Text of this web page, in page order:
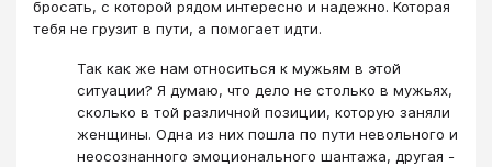
бросать, с которой рядом интересно и надежно. Которая
тебя не грузит в пути, а помогает идти.
Так как же нам относиться к мужьям в этой
ситуации? Я думаю, что дело не столько в мужьях,
сколько в той различной позиции, которую заняли
женщины. Одна из них пошла по пути невольного и
неосознанного эмоционального шантажа, другая -